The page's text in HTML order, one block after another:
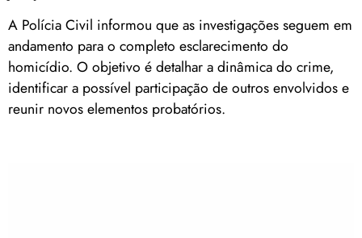
A Polícia Civil informou que as investigações seguem em
andamento para o completo esclarecimento do
homicídio. O objetivo é detalhar a dinâmica do crime,
identificar a possível participação de outros envolvidos e
reunir novos elementos probatórios.